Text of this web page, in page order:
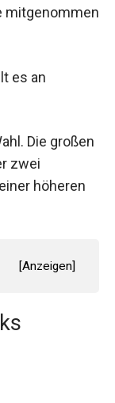
mitgenommen
es an
Die großen
zwei
höheren
[Anzeigen]